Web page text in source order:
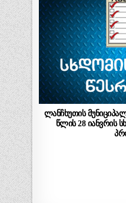
ლანჩხუთის
წლის 28 იანვრის